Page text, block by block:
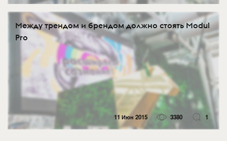
Между трендом и брендом должно стоять Modul
Pro
11 Июн 2015 3380 1